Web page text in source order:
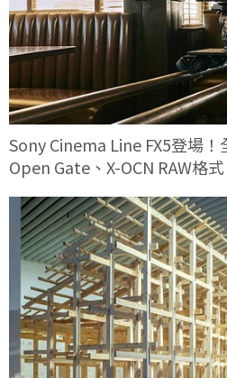
Sony Cinema Line FX5登場
Open Gate、X-OCN RAW格式